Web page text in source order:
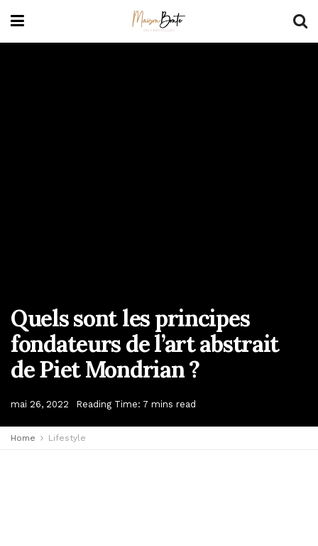
Quels sont les principes
fondateurs de l’art abstrait
de Piet Mondrian ?
mai 26, 2022 Reading Time: 7 mins read
Home Lifestyle